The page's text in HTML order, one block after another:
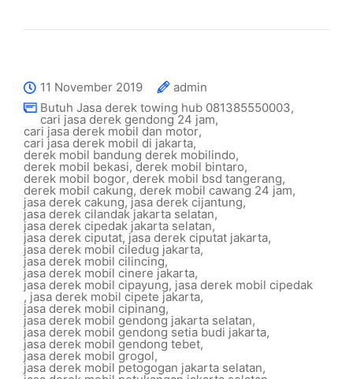
11 November 2019
admin
Butuh Jasa derek towing hub 081385550003,
cari jasa derek gendong 24 jam,
cari jasa derek mobil dan motor,
cari jasa derek mobil di jakarta,
derek mobil bandung derek mobilindo,
derek mobil bekasi, derek mobil bintaro,
derek mobil bogor,derek mobil bsd tangerang,
derek mobil cakung, derek mobil cawang 24 jam,
jasa derek cakung,jasa derek cijantung,
jasa derek cilandak jakarta selatan,
jasa derek cipedak jakarta selatan,
jasa derek ciputat, jasa derek ciputat jakarta,
jasa derek mobil ciledug jakarta,
jasa derek mobil cilincing,
jasa derek mobil cinere jakarta,
jasa derek mobil cipayung, jasa derek mobil cipedak
, jasa derek mobil cipete jakarta,
jasa derek mobil cipinang,
jasa derek mobil gendong jakarta selatan,
jasa derek mobil gendong setia budi jakarta,
jasa derek mobil gendong tebet,
jasa derek mobil grogol,
jasa derek mobil petogogan jakarta selatan,